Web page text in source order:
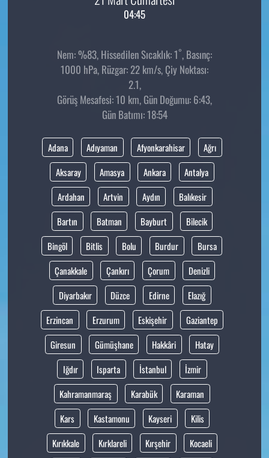
04:45
Nem: %83, Hissedilen Sıcaklık: 1°, Basınç:
1000 hPa, Rüzgar: 22 km/s, Çiy Noktası:
2.1,
Görüş Mesafesi: 10 km, Gün Doğumu: 6:43,
Gün Batımı: 18:54
Adana Adıyaman Afyonkarahisar
Ağrı
Aksaray
Amasya Ankara
Antalya
Ardahan
Artvin Aydın
Balıkesir
Bartın
Batman Bayburt
Bilecik
Bingöl
Bitlis Bolu Burdur
Bursa
Çanakkale
Çankırı Çorum
Denizli
Diyarbakır
Düzce Edirne
Elazığ
Erzincan
Erzurum Eskişehir
Gaziantep
Giresun
Gümüşhane Hakkâri
Hatay
Iğdır
Isparta İstanbul
İzmir
Kahramanmaraş
Karabük
Karaman
Kars
Kastamonu Kayseri
Kilis
Kırıkkale
Kırklareli Kırşehir
Kocaeli